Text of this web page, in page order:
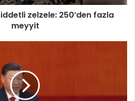
zelzele: 250’den fazla
meyyit